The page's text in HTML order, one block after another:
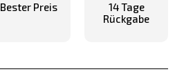
Bester Preis
14 Tage
Rückgabe